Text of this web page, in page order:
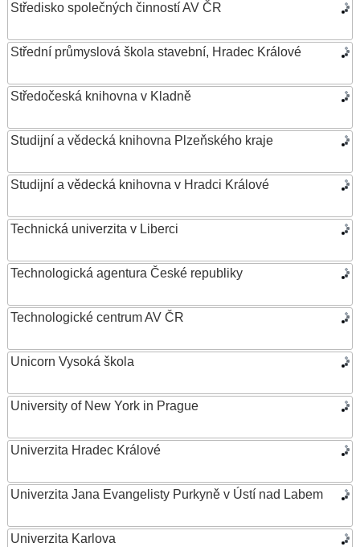
Středisko společných činností AV ČR
Střední průmyslová škola stavební, Hradec Králové
Středočeská knihovna v Kladně
Studijní a vědecká knihovna Plzeňského kraje
Studijní a vědecká knihovna v Hradci Králové
Technická univerzita v Liberci
Technologická agentura České republiky
Technologické centrum AV ČR
Unicorn Vysoká škola
University of New York in Prague
Univerzita Hradec Králové
Univerzita Jana Evangelisty Purkyně v Ústí nad Labem
Univerzita Karlova